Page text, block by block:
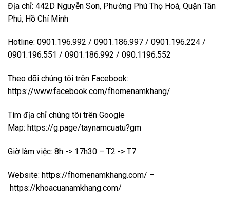
Địa chỉ: 442D Nguyễn Sơn, Phường Phú Thọ Hoà, Quận Tân
Phú, Hồ Chí Minh
Hotline: 0901.196.992 / 0901.186.997 / 0901.196.224 /
0901.196.551 / 0901.186.992 / 090.1196.552
Theo dõi chúng tôi trên Facebook:
https://www.facebook.com/fhomenamkhang/
Tìm địa chỉ chúng tôi trên Google
Map: https://g.page/taynamcuatu?gm
Giờ làm việc: 8h -> 17h30 – T2 -> T7
Website: https://fhomenamkhang.com/ –
https://khoacuanamkhang.com/